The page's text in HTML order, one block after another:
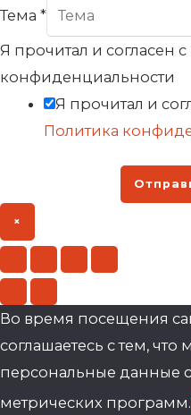
Тема *
Я прочитал и согласен
конфиденциальности
Я прочитал и
Политика
×
Во время посещения
соглашаетесь с тем,
персональные данные
метрических программ.